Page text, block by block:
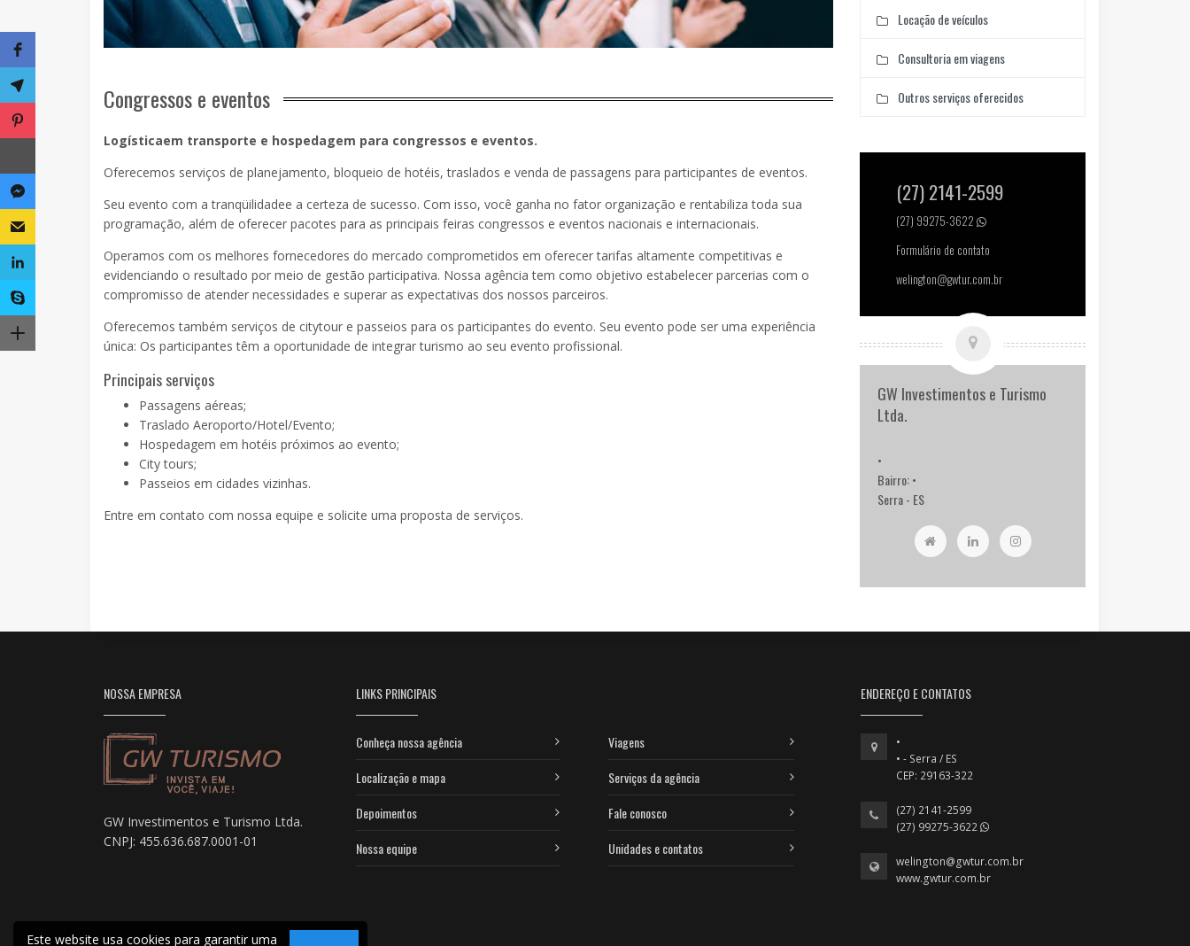
Congressos e eventos
Logísticaem transporte e hospedagem para congressos e eventos.
Oferecemos serviços de planejamento, bloqueio de hotéis, traslados e venda de passagens para participantes de eventos.
Seu evento com a tranqüilidadee a certeza de sucesso. Com isso, você ganha no fator organização e rentabiliza toda sua
programação, além de oferecer pacotes para as principais feiras congressos e eventos nacionais e internacionais.
Operamos com os melhores fornecedores do mercado comprometidos em oferecer tarifas altamente competitivas e
evidenciando o resultado por meio de gestão participativa. Nossa agência tem como objetivo estabelecer parcerias com o
compromisso de atender necessidades e superar as expectativas dos nossos parceiros.
Oferecemos também serviços de citytour e passeios para os participantes do evento. Seu evento pode ser uma experiência
única: Os participantes têm a oportunidade de integrar turismo ao seu evento profissional.
Principais serviços
Passagens aéreas;
Traslado Aeroporto/Hotel/Evento;
Hospedagem em hotéis próximos ao evento;
City tours;
Passeios em cidades vizinhas.
Entre em contato com nossa equipe e solicite uma proposta de serviços.
Locação de veículos
Consultoria em viagens
Outros serviços oferecidos
(27) 2141-2599
(27) 99275-3622
Formulário de contato
welington@gwtur.com.br
GW Investimentos e Turismo
Ltda.
•
Bairro: •
Serra - ES
NOSSA EMPRESA
GW Investimentos e Turismo Ltda.
CNPJ: 455.636.687.0001-01
LINKS PRINCIPAIS
Conheça nossa agência
Localização e mapa
Depoimentos
Nossa equipe
Viagens
Serviços da agência
Fale conosco
Unidades e contatos
ENDEREÇO E CONTATOS
•
• - Serra / ES
CEP: 29163-322
(27) 2141-2599
(27) 99275-3622
welington@gwtur.com.br
www.gwtur.com.br
Este website usa cookies para garantir uma